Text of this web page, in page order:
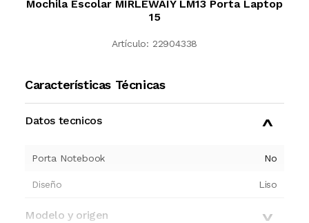
Mochila Escolar MIRLEWAIY LM13 Porta Laptop
15
Artículo: 22904338
Características Técnicas
Datos tecnicos
Porta Notebook No
Diseño Liso
Modelo y origen